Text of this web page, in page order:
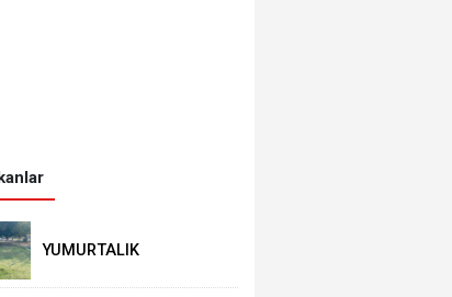
YUMURTALIK
ALAN HAMLESİ